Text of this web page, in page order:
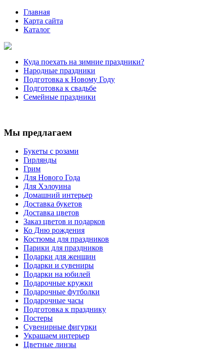
Главная
Карта сайта
Каталог
Куда поехать на зимние праздники?
Народные праздники
Подготовка к Новому Году
Подготовка к свадьбе
Семейные праздники
Мы предлагаем
Букеты с розами
Гирлянды
Грим
Для Нового Года
Для Хэлоуина
Домашний интерьер
Доставка букетов
Доставка цветов
Заказ цветов и подарков
Ко Дню рождения
Костюмы для праздников
Парики для праздников
Подарки для женщин
Подарки и сувениры
Подарки на юбилей
Подарочные кружки
Подарочные футболки
Подарочные часы
Подготовка к празднику
Постеры
Сувенирные фигурки
Украшаем интерьер
Цветные линзы